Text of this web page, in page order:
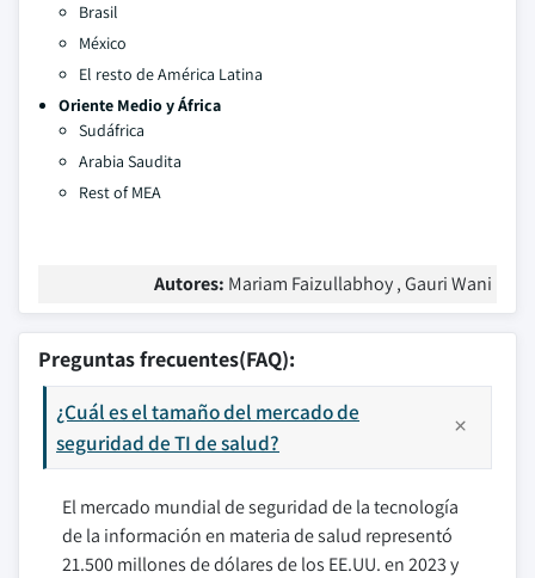
Brasil
México
El resto de América Latina
Oriente Medio y África
Sudáfrica
Arabia Saudita
Rest of MEA
Autores: Mariam Faizullabhoy , Gauri Wani
Preguntas frecuentes(FAQ):
¿Cuál es el tamaño del mercado de
seguridad de TI de salud?
El mercado mundial de seguridad de la tecnología
de la información en materia de salud representó
21.500 millones de dólares de los EE.UU. en 2023 y